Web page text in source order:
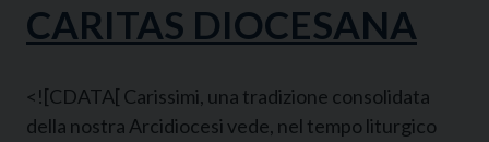
CARITAS DIOCESANA
<![CDATA[ Carissimi, una tradizione consolidata
della nostra Arcidiocesi vede, nel tempo liturgico